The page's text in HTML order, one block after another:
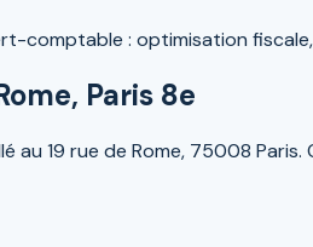
comptable : optimisation
Paris 8e
au 19 rue de Rome, 75008